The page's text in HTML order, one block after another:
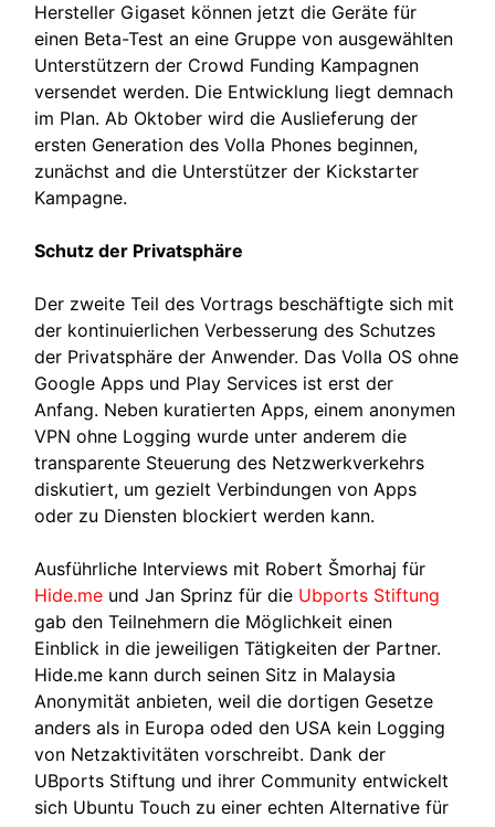
Hersteller Gigaset können jetzt die Geräte für
einen Beta-Test an eine Gruppe von ausgewählten
Unterstützern der Crowd Funding Kampagnen
versendet werden. Die Entwicklung liegt demnach
im Plan. Ab Oktober wird die Auslieferung der
ersten Generation des Volla Phones beginnen,
zunächst and die Unterstützer der Kickstarter
Kampagne.
Schutz der Privatsphäre
Der zweite Teil des Vortrags beschäftigte sich mit
der kontinuierlichen Verbesserung des Schutzes
der Privatsphäre der Anwender. Das Volla OS ohne
Google Apps und Play Services ist erst der
Anfang. Neben kuratierten Apps, einem anonymen
VPN ohne Logging wurde unter anderem die
transparente Steuerung des Netzwerkverkehrs
diskutiert, um gezielt Verbindungen von Apps
oder zu Diensten blockiert werden kann.
Ausführliche Interviews mit Robert Šmorhaj für
Hide.me und Jan Sprinz für die Ubports Stiftung
gab den Teilnehmern die Möglichkeit einen
Einblick in die jeweiligen Tätigkeiten der Partner.
Hide.me kann durch seinen Sitz in Malaysia
Anonymität anbieten, weil die dortigen Gesetze
anders als in Europa oded den USA kein Logging
von Netzaktivitäten vorschreibt. Dank der
UBports Stiftung und ihrer Community entwickelt
sich Ubuntu Touch zu einer echten Alternative für